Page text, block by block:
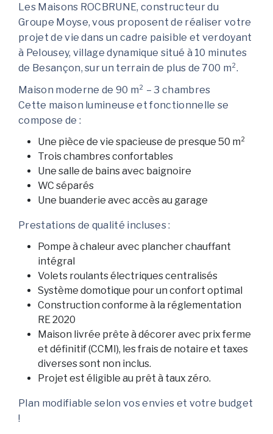
Les Maisons ROCBRUNE, constructeur du
Groupe Moyse, vous proposent de réaliser votre
projet de vie dans un cadre paisible et verdoyant
à Pelousey, village dynamique situé à 10 minutes
de Besançon, sur un terrain de plus de 700 m².
Maison moderne de 90 m² – 3 chambres
Cette maison lumineuse et fonctionnelle se
compose de :
Une pièce de vie spacieuse de presque 50 m²
Trois chambres confortables
Une salle de bains avec baignoire
WC séparés
Une buanderie avec accès au garage
Prestations de qualité incluses :
Pompe à chaleur avec plancher chauffant
intégral
Volets roulants électriques centralisés
Système domotique pour un confort optimal
Construction conforme à la réglementation
RE 2020
Maison livrée prête à décorer avec prix ferme
et définitif (CCMI), les frais de notaire et taxes
diverses sont non inclus.
Projet est éligible au prêt à taux zéro.
Plan modifiable selon vos envies et votre budget
!